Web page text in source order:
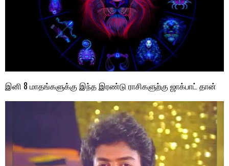
இனி 8 மாதங்களுக்கு இந்த இரண்டு ராசிகளுற்கு ஜாக்பாட் தான்